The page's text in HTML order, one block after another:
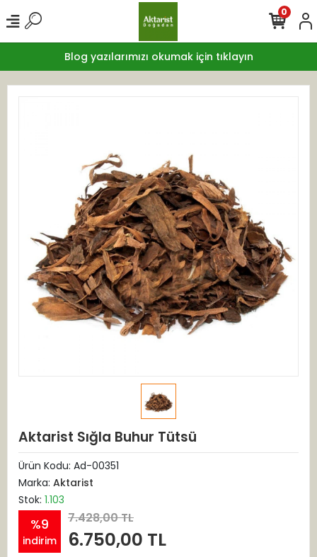
Blog yazılarımızı okumak için tıklayın
0
Aktarist Sığla Buhur Tütsü
Ürün Kodu: Ad-00351
Marka: Aktarist
Stok: 1.103
%9
indirim
7.428,00 TL
6.750,00 TL